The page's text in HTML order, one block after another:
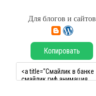
Для блогов и сайтов
Копировать